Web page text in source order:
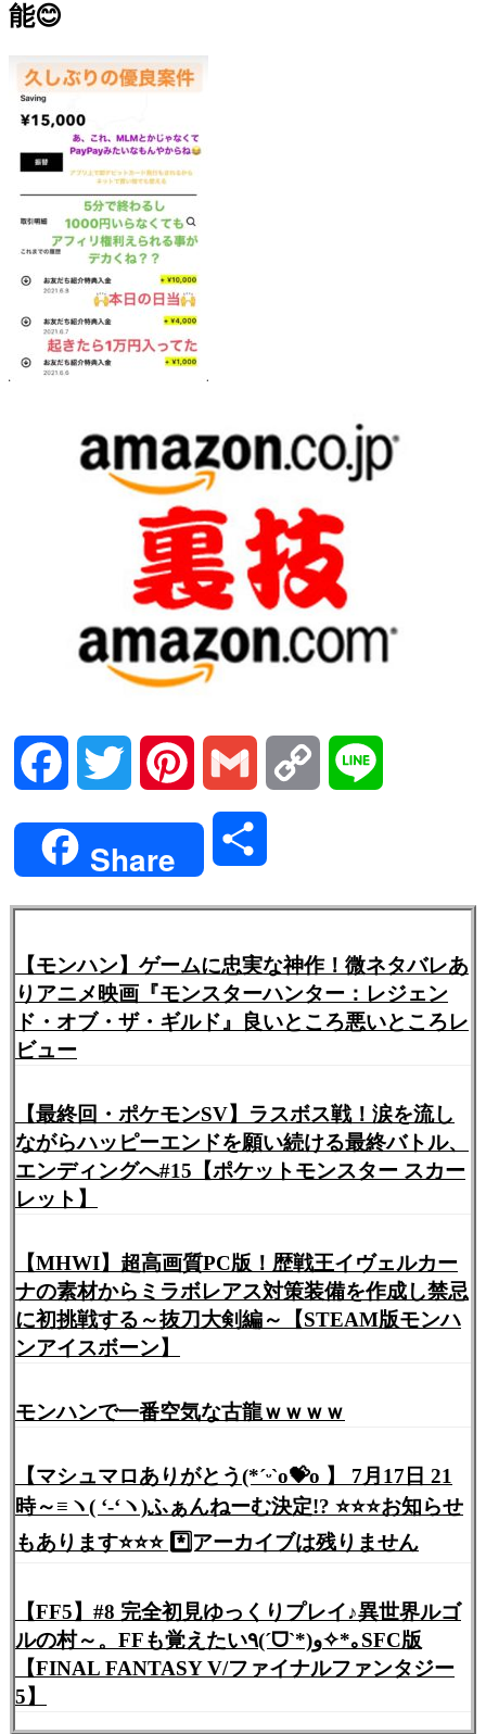
能😊
Facebook Twitter Pinterest Gmail Copy
Share
【モンハン】ゲームに忠実な神作！微ネタバレあ
りアニメ映画『モンスターハンター：レジェン
ド・オブ・ザ・ギルド』良いところ悪いところレ
ビュー
【最終回・ポケモンSV】ラスボス戦！涙を流し
ながらハッピーエンドを願い続ける最終バトル、
エンディングへ#15【ポケットモンスター スカー
レット】
【MHWI】超高画質PC版！歴戦王イヴェルカー
ナの素材からミラボレアス対策装備を作成し禁忌
に初挑戦する～抜刀大剣編～【STEAM版モンハ
ンアイスボーン】
モンハンで一番空気な古龍ｗｗｗｗ
【マシュマロありがとう(*ˊᵕˋo💝o 】 7月17日 21
時～≡ヽ( ‘-‘ヽ)ふぁんねーむ決定!? ⭐️⭐️⭐️お知らせ
もあります⭐️⭐️⭐️ *️⃣アーカイブは残りません
【FF5】#8 完全初見ゆっくりプレイ♪異世界ルゴ
ルの村～。FFも覚えたい٩(ˊᗜˋ*)و✧*｡SFC版
【FINAL FANTASY V/ファイナルファンタジー
5】